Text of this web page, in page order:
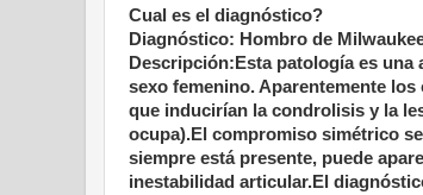
Cual es el diagnóstico?
Diagnóstico: Hombro de
Descripción:Esta patología es
sexo femenino. Aparentemente
que inducirían la condrolisis y la
ocupa).El compromiso simétrico
siempre está presente, puede
inestabilidad articular.El